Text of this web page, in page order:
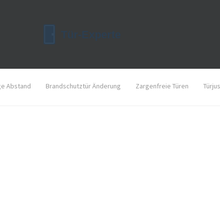
Abstand Brandschutztür Änderung Zargenfreie Türen